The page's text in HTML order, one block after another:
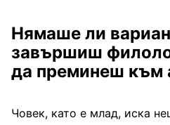
Нямаше ли
завършиш
да преминеш към
Човек, като е млад, иска